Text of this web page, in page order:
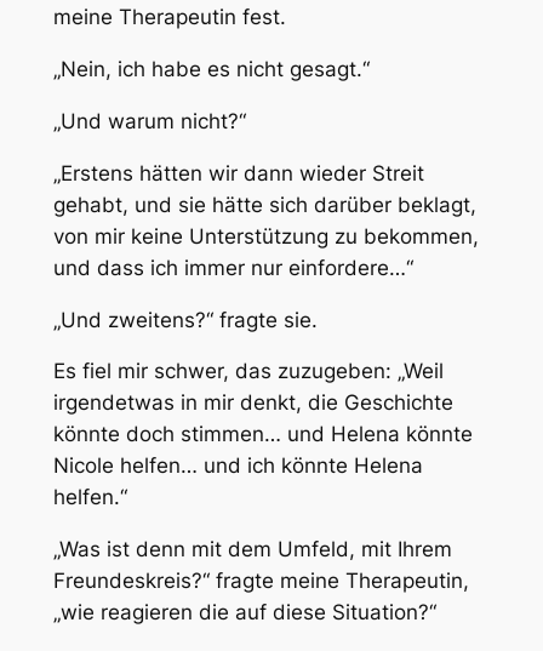
meine Therapeutin fest.
„Nein, ich habe es nicht gesagt.“
„Und warum nicht?“
„Erstens hätten wir dann wieder Streit
gehabt, und sie hätte sich darüber beklagt,
von mir keine Unterstützung zu bekommen,
und dass ich immer nur einfordere…“
„Und zweitens?“ fragte sie.
Es fiel mir schwer, das zuzugeben: „Weil
irgendetwas in mir denkt, die Geschichte
könnte doch stimmen… und Helena könnte
Nicole helfen… und ich könnte Helena
helfen.“
„Was ist denn mit dem Umfeld, mit Ihrem
Freundeskreis?“ fragte meine Therapeutin,
„wie reagieren die auf diese Situation?“